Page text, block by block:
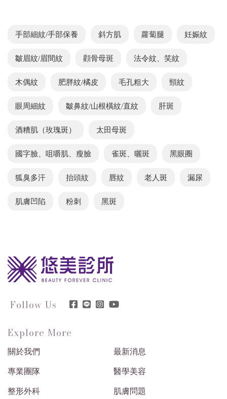
手部細紋/手部保養 斜方肌 蘿蔔腿 妊娠紋
皺眉紋/眉間紋 顴骨母斑 法令紋、笑紋
木偶紋 肥胖紋/橘皮 毛孔粗大 頸紋
眼周細紋 皺鼻紋/山根橫紋/直紋 肝斑
酒糟肌（玫瑰斑） 太田母斑
國字臉、咀嚼肌、瘦臉 雀斑、曬斑 黑眼圈
狐臭多汗 抬頭紋 唇紋 老人斑 漏尿
肌膚凹陷 粉刺 黑斑
Follow Us
Explore More
關於我們 最新消息
專業團隊 醫學美容
整形外科 肌膚問題